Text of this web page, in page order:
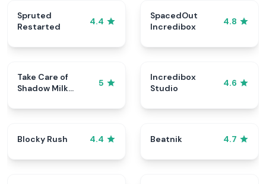
Spruted
Restarted
4.4
SpacedOut
Incredibox
4.8
Take Care of
Shadow Milk
5
Incredibox
Studio
4.6
Blocky Rush 4.4 Beatnik 4.7